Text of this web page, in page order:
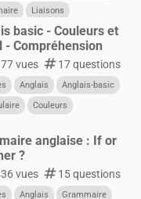
Liaisons
basic - Couleurs et
- Compréhension
vues numbers17 questions
Anglais
Anglais-basic
Couleurs
anglaise : If or
?
vues numbers15 questions
Anglais Grammaire